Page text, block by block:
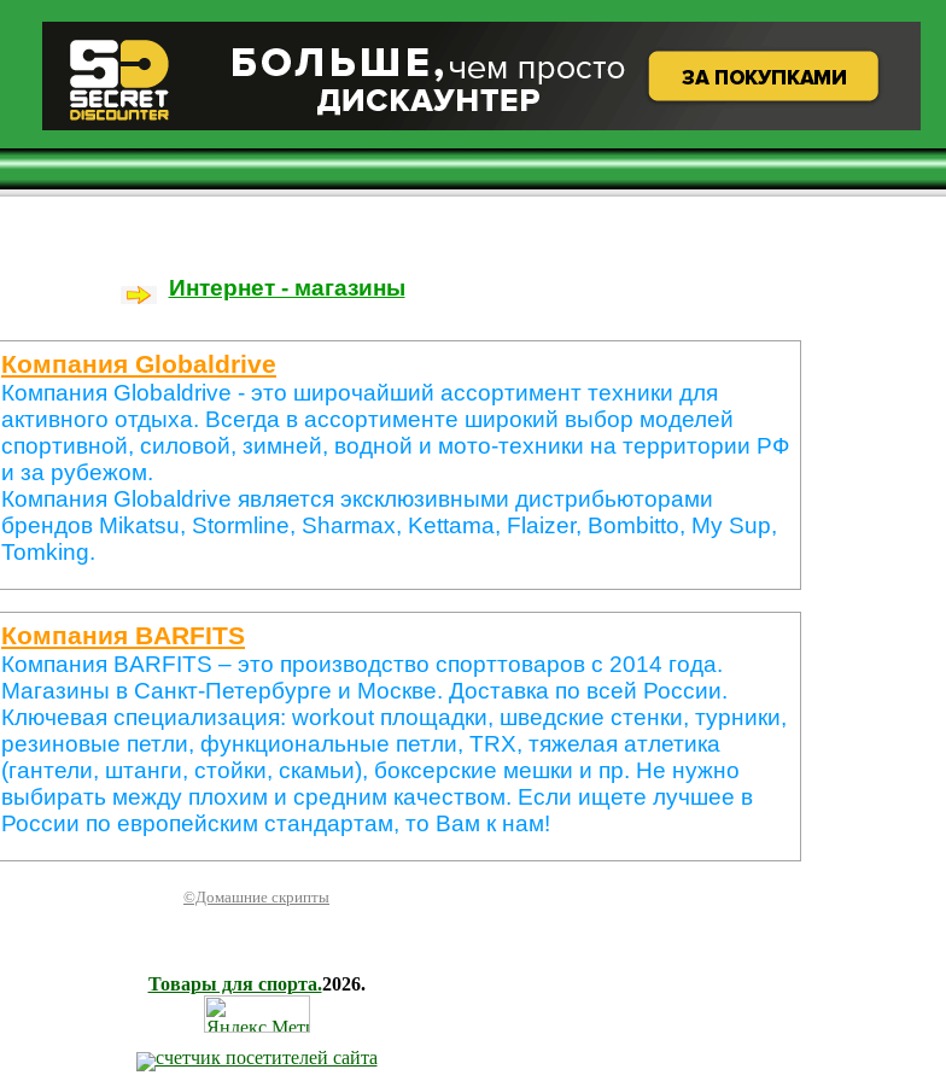
Интернет - магазины
Компания Globaldrive
Компания Globaldrive - это широчайший ассортимент техники для
активного отдыха. Всегда в ассортименте широкий выбор моделей
спортивной, силовой, зимней, водной и мото-техники на территории РФ
и за рубежом.
Компания Globaldrive является эксклюзивными дистрибьюторами
брендов Mikatsu, Stormline, Sharmax, Kettama, Flaizer, Bombitto, My Sup,
Tomking.
Компания BARFITS
Компания BARFITS – это производство спорттоваров с 2014 года.
Магазины в Санкт-Петербурге и Москве. Доставка по всей России.
Ключевая специализация: workout площадки, шведские стенки, турники,
резиновые петли, функциональные петли, TRX, тяжелая атлетика
(гантели, штанги, стойки, скамьи), боксерские мешки и пр. Не нужно
выбирать между плохим и средним качеством. Если ищете лучшее в
России по eвропейским стандартам, то Вам к нам!
©Домашние скрипты
Товары для спорта.2026.